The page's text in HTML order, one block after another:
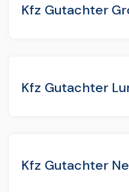
Kfz Gutachter
Kfz Gutachter
Kfz Gutachter